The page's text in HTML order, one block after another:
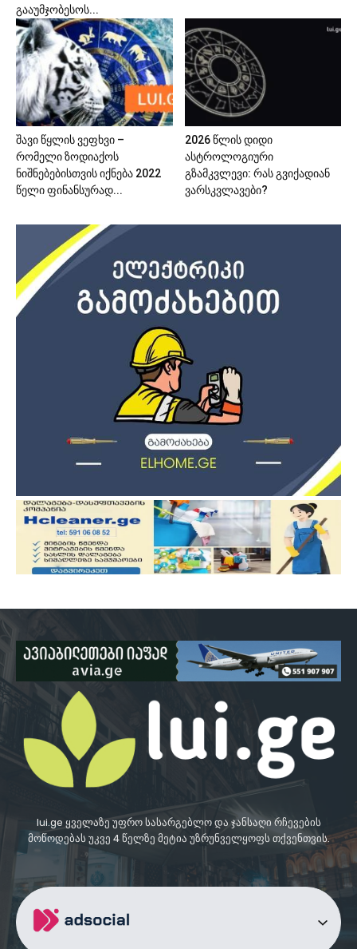
გააუმჯობესოს...
შავი წყლის ვეფხვი –
რომელი ზოდიაქოს
ნიშნებებისთვის იქნება 2022
წელი ფინანსურად...
2026 წლის დიდი
ასტროლოგიური
გზამკვლევი: რას გვიქადიან
ვარსკვლავები?
lui.ge ყველაზე უფრო სასარგებლო და ჯანსაღი რჩევების
მოწოდებას უკვე 4 წელზე მეტია უზრუნველყოფს თქვენთვის.